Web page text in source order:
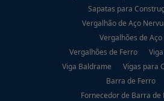
Sapatas para
Vergalhão de Aço
Vergalhões de Aço
Vergalhões de Ferro
Viga Baldrame
Vigas para
Barra de Ferro
Fornecedor de Barra de